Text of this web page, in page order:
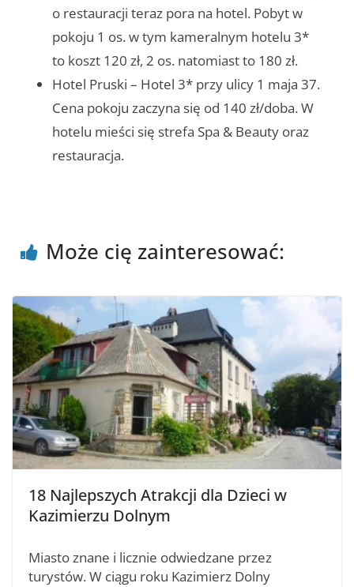
o restauracji teraz pora na hotel. Pobyt w
pokoju 1 os. w tym kameralnym hotelu 3*
to koszt 120 zł, 2 os. natomiast to 180 zł.
Hotel Pruski – Hotel 3* przy ulicy 1 maja 37.
Cena pokoju zaczyna się od 140 zł/doba. W
hotelu mieści się strefa Spa & Beauty oraz
restauracja.
Może cię zainteresować:
18 Najlepszych Atrakcji dla Dzieci w
Kazimierzu Dolnym
Miasto znane i licznie odwiedzane przez
turystów. W ciągu roku Kazimierz Dolny